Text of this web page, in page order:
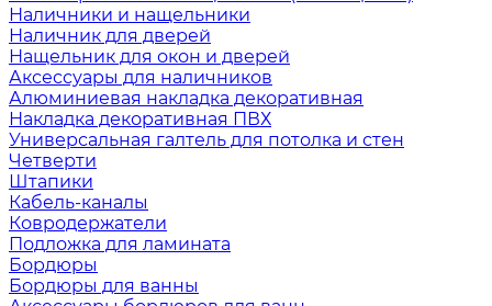
Наличники и нащельники
Наличник для дверей
Нащельник для окон и дверей
Аксессуары для наличников
Алюминиевая накладка декоративная
Накладка декоративная ПВХ
Универсальная галтель для потолка и стен
Четверти
Штапики
Кабель-каналы
Ковродержатели
Подложка для ламината
Бордюры
Бордюры для ванны